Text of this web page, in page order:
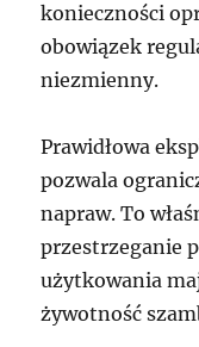
konieczności
obowiązek
niezmienny.
Prawidłowa
pozwala
napraw. To
przestrzeganie
użytkowania
żywotność